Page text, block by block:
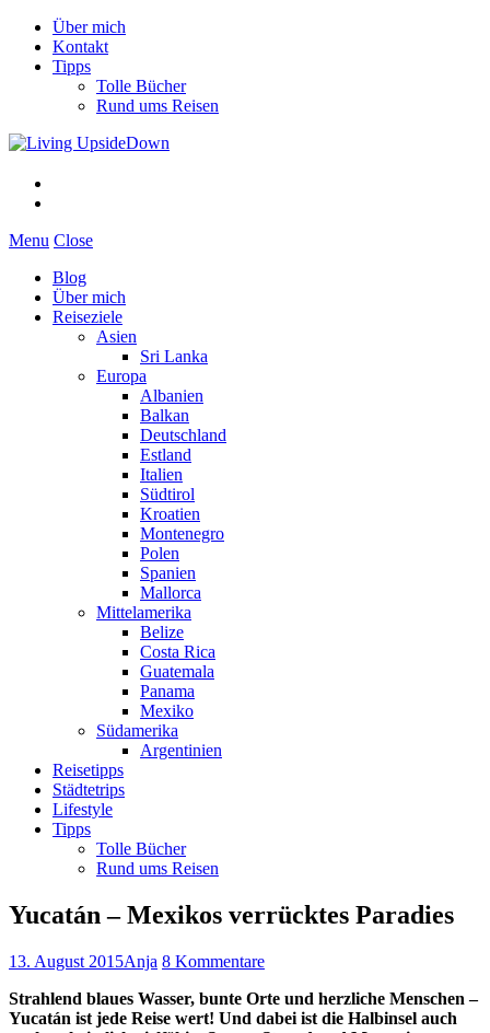
Über mich
Kontakt
Tipps
Tolle Bücher
Rund ums Reisen
Menu Close
Blog
Über mich
Reiseziele
Asien
Sri Lanka
Europa
Albanien
Balkan
Deutschland
Estland
Italien
Südtirol
Kroatien
Montenegro
Polen
Spanien
Mallorca
Mittelamerika
Belize
Costa Rica
Guatemala
Panama
Mexiko
Südamerika
Argentinien
Reisetipps
Städtetrips
Lifestyle
Tipps
Tolle Bücher
Rund ums Reisen
Yucatán – Mexikos verrücktes Paradies
13. August 2015Anja 8 Kommentare
Strahlend blaues Wasser, bunte Orte und herzliche Menschen –
Yucatán ist jede Reise wert! Und dabei ist die Halbinsel auch